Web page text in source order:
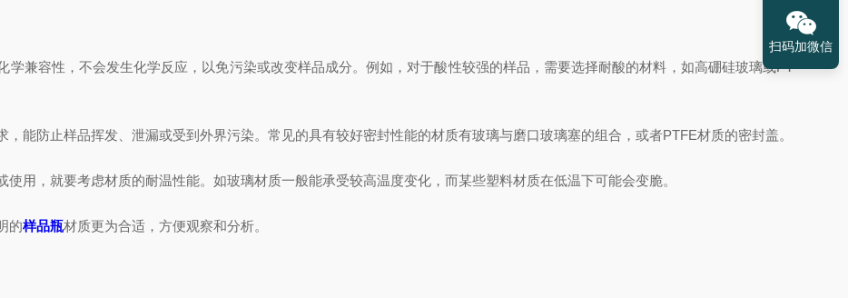
容性，不会发生化学反应，以免污染或改变样品成分。例如，对于酸性较强的样品，需要选择耐酸的材料，如高硼硅玻璃或PT
防止样品挥发、泄漏或受到外界污染。常见的具有较好密封性能的材质有玻璃与磨口玻璃塞的组合，或者PTFE材质的密封盖。
，就要考虑材质的耐温性能。如玻璃材质一般能承受较高温度变化，而某些塑料材质在低温下可能会变脆。
的样品瓶材质更为合适，方便观察和分析。
扫码加微信